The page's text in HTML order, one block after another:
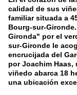
calidad de sus
familiar situada a
Bourg-sur-
Gironda" por el
sur-Gironde le
encrucijada del
por Joachim
viñedo abarca 18
una ubicación